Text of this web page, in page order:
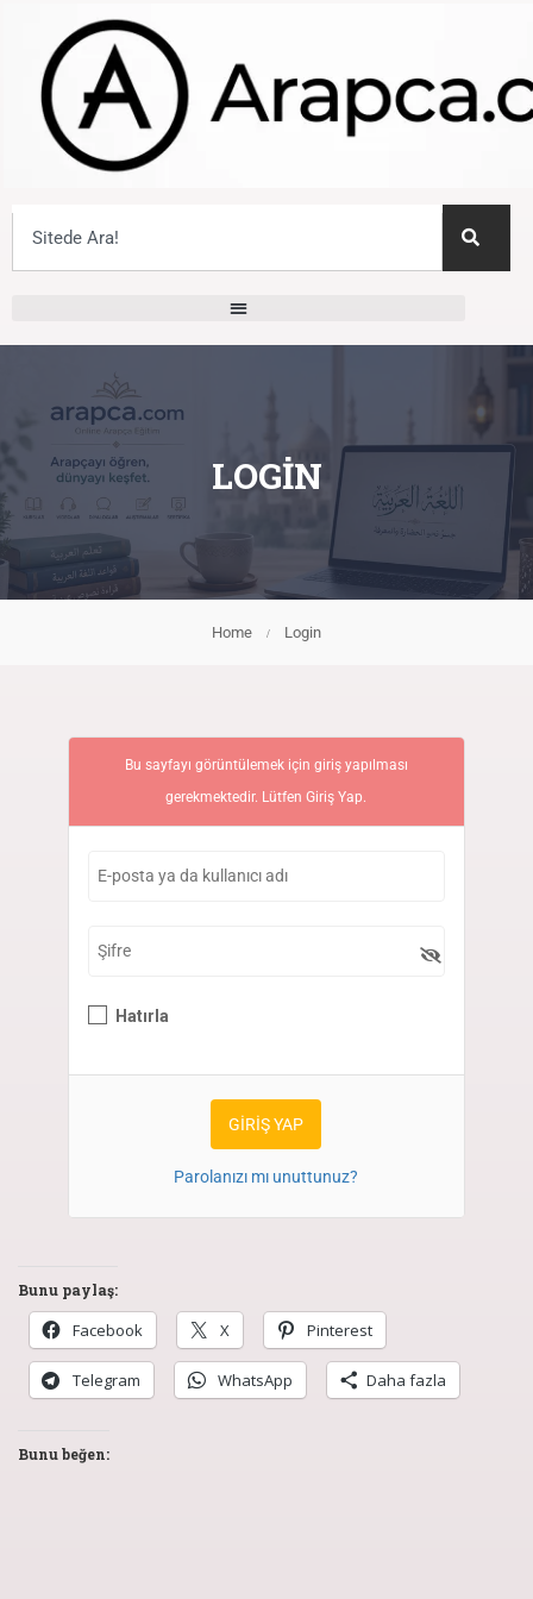
Home Login
LOGIN
Bu sayfayı görüntülemek için giriş yapılması
gerekmektedir. LütfenGiriş Yap.
Hatırla
Parolanızı mı unuttunuz?
Bunu paylaş:
Facebook X Pinterest
Telegram WhatsApp Daha fazla
Bunu beğen: